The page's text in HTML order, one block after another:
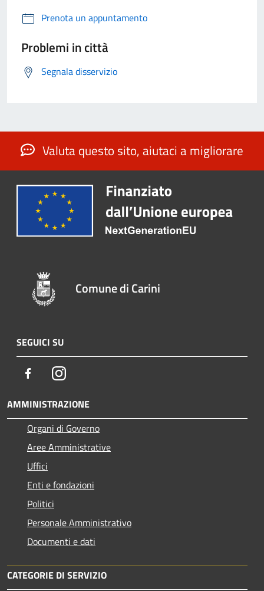
Prenota un appuntamento
Problemi in città
Segnala disservizio
Valuta questo sito, aiutaci a migliorare
Comune di Carini
SEGUICI SU
FacebookInstagram
AMMINISTRAZIONE
Organi di Governo
Aree Amministrative
Uffici
Enti e fondazioni
Politici
Personale Amministrativo
Documenti e dati
CATEGORIE DI SERVIZIO